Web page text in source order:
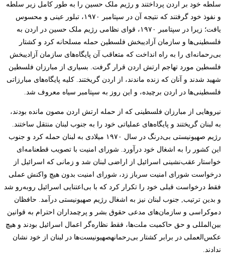
سلطه خود بر اردن پرداختند و رژیم ملک حسین را به طور کامل زیر سلطه
و نفوذ خود گرفتند که نتیجه آن در سپتامبر ۱۹۷۰، تبلور عینی و محسوس
یافت؛ زیرا در سپتامبر ۱۹۷۰، قوای نظامی رژیم ملک حسین در اردن به
فلسطینی‌ها و سازمان آزادیبخش فلسطین حمله مسلحانه کرد و کشتار
بی‌رحمانه‌ای را به راه انداخت که متعاقب آن پایگاه‌های سازمان آزادیبخش
فلسطین مورد تهاجم ارتش اردن قرار گرفت. بسیاری از مبارزان فلسطین
شهید شدند و آنان که زنده ماندند، از اردن گریختند. کلیه پایگاه‌های مبارزاتی
فلسطینی‌ها در اردن برچیده، و این روز به سپتامبر سیاه معروف شد.
نیروهایی از مبارزان فلسطینی که از حمله ارتش اردن مصون مانده بودند،
به لبنان گریختند و پایگاه‌های عملیاتی خود را به جنوب لبنان منتقل ساختند.
رژیم صهیونیستی بی‌درنگ در سال ۱۹۷۰ میلادی به لبنان حمله کرد و جنوب
این کشور را به اشغال خود درآورد. شورای امنیت با تصویب قطعنامه‌ای
خواستار عقب‌نشینی اسرائیل از اراضی لبنان شد و زمانی که اسرائیل از
درخواست شورای امنیت سرباز زد، شورای امنیت بدون هیچ واکنش عملی
فقط درخواست قبلی خود را تکرار کرد که با بی‌اعتنایی اسرائیل روبه‌رو شد
و بدین ترتیب, جنوب لبنان نیز به اشغال رژیم صهیونیستی درآمد. حافظان
دموکراسی و سازمان‌های مدعی حقوق بشر و پرچمداران احترام به قوانین
بین‌المللی و حق حاکمیت ملت‌ها، فقط نظاره‌گر اعمال اسرائیل بودند و هیچ
عکس‌العملی در برابر کشتار بی‌رحمانهصهیونیست‌ها در لبنان از خود نشان
ندادند.